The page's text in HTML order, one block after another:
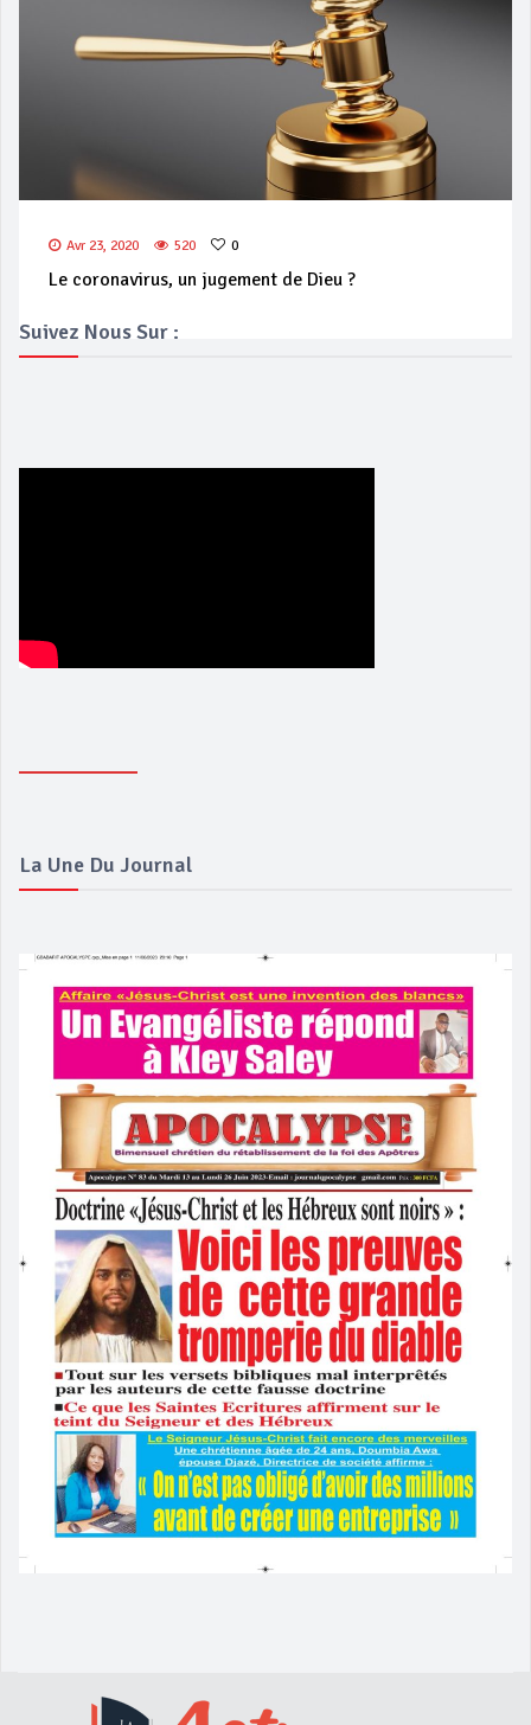
Avr 23, 2020 520 0
Le coronavirus, un jugement de Dieu ?
Suivez Nous Sur :
La Une Du Journal